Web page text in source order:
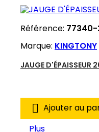
Référence:
Marque: KINGTONY
JAUGE D'ÉPAISSEUR
 Ajouter au
Plus